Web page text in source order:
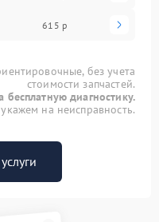
615 р
без учета
стоимости запчастей.
бесплатную диагностику.
на неисправность.